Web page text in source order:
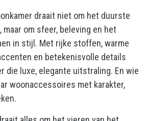
draait niet om het duurste
om sfeer, beleving en het
in stijl. Met rijke stoffen, warme
en betekenisvolle details
die luxe, elegante uitstraling. En wie
woonaccessoires met karakter,